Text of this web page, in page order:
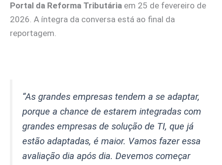
Portal da Reforma Tributária em 25 de fevereiro de
2026. A íntegra da conversa está ao final da
reportagem.
“As grandes empresas tendem a se adaptar,
porque a chance de estarem integradas com
grandes empresas de solução de TI, que já
estão adaptadas, é maior. Vamos fazer essa
avaliação dia após dia. Devemos começar